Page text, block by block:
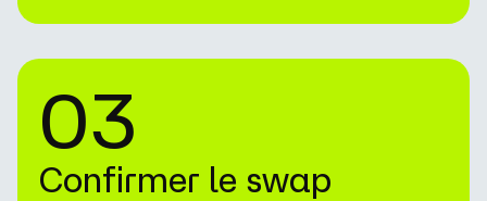
03
Confirmer le swap